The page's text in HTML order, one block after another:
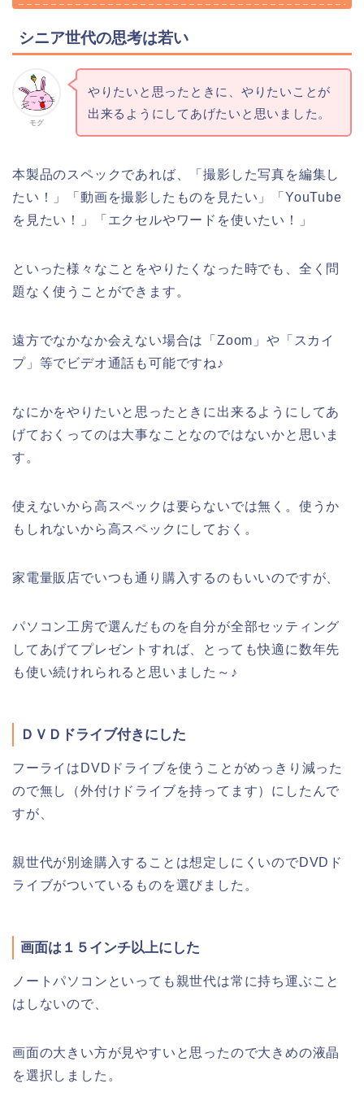
シニア世代の思考は若い
モグ
やりたいと思ったときに、やりたいことが
出来るようにしてあげたいと思いました。
本製品のスペックであれば、「撮影した写真を編集し
たい！」「動画を撮影したものを見たい」「YouTube
を見たい！」「エクセルやワードを使いたい！」
といった様々なことをやりたくなった時でも、全く問
題なく使うことができます。
遠方でなかなか会えない場合は「Zoom」や「スカイ
プ」等でビデオ通話も可能ですね♪
なにかをやりたいと思ったときに出来るようにしてあ
げておくってのは大事なことなのではないかと思いま
す。
使えないから高スペックは要らないでは無く。使うか
もしれないから高スペックにしておく。
家電量販店でいつも通り購入するのもいいのですが、
パソコン工房で選んだものを自分が全部セッティング
してあげてプレゼントすれば、とっても快適に数年先
も使い続けれられると思いました～♪
ＤＶＤドライブ付きにした
フーライはDVDドライブを使うことがめっきり減った
ので無し（外付けドライブを持ってます）にしたんで
すが、
親世代が別途購入することは想定しにくいのでDVDド
ライブがついているものを選びました。
画面は１５インチ以上にした
ノートパソコンといっても親世代は常に持ち運ぶこと
はしないので、
画面の大きい方が見やすいと思ったので大きめの液晶
を選択しました。